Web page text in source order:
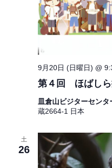
第４回 ほばしら
9月20日 (日曜日) @
皿倉山ビジターセンタ
蔵2664-1 日本
土
26